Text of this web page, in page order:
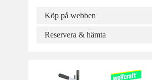
Köp på webben
Reservera & hämta